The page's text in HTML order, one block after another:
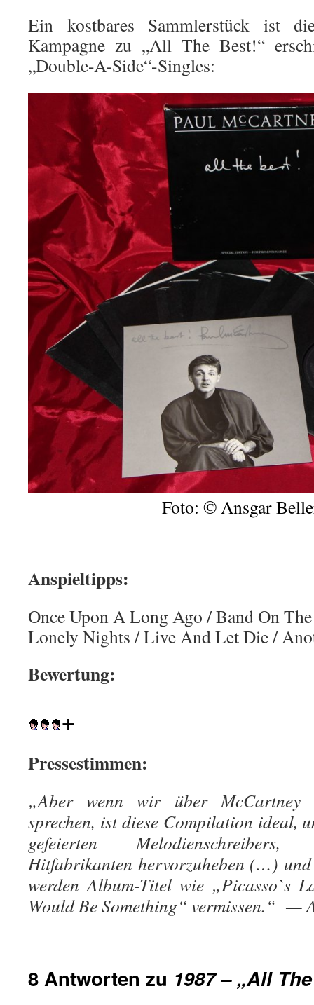
Ein kostbares Sammlerstück ist
Kampagne zu „All The Best!“
„Double-A-Side“-Singles:
Foto: © Ansgar
Anspieltipps:
Once Upon A Long Ago / Band On
Lonely Nights / Live And Let Die /
Bewertung:
+
Pressestimmen:
„Aber wenn wir über McCartney
sprechen, ist diese Compilation ideal,
gefeierten
Hitfabrikanten hervorzuheben (…)
werden Album-Titel wie „Picasso`s
Would Be Something“ vermissen.“ —
8 Antworten zu 1987 – „All